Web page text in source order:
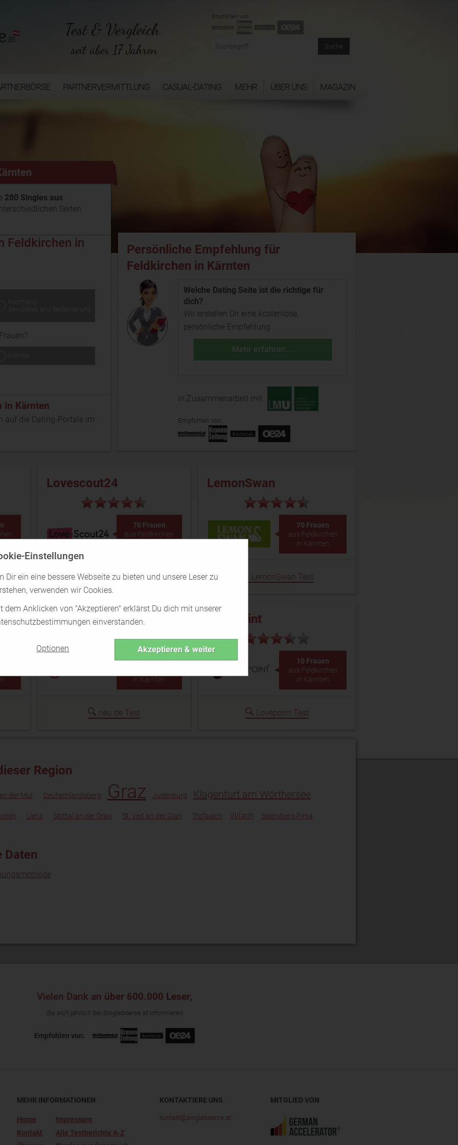
Einstellungen
Dir ein eine bessere Webseite zu bieten und unsere Leser zu
verwenden wir Cookies.
dem Anklicken von "Akzeptieren" erklärst Du dich mit unserer
einverstanden.
Optionen Akzeptieren & weiter
Test & Vergleich
seit über 17 Jahren
Empfohlen von:
PARTNERVERMITTLUNG CASUAL-DATING MEHR ÜBER UNS MAGAZIN
280 Singles aus
Seiten
Feldkirchen in
in Kärnten
auf die Dating-Portale im
Persönliche Empfehlung für
Feldkirchen in Kärnten
Welche Dating Seite ist die richtige für
dich?
Wir erstellen Dir eine kostenlose,
persönliche Empfehlung
Mehr erfahren...
in Zusammenarbeit mit
Empfohlen von:
Lovescout24
70 Frauen
aus Feldkirchen
Lovescout24 Test
LemonSwan
70 Frauen
aus Feldkirchen
in Kärnten
LemonSwan Test
neu.de
40 Frauen
in Kärnten
neu.de Test
Lovepoint
10 Frauen
aus Feldkirchen
in Kärnten
Lovepoint Test
Region
der Mur Deutschlandsberg Graz Judenburg Klagenfurt am Wörthersee
Lienz Spittal an der Drau St. Veit an der Glan Trofaiach Villach Seiersberg-Pirka
Daten
Vielen Dank an über 600.000 Leser,
die sich jährlich bei Singleboerse.at informieren
Empfohlen von:
MEHR INFORMATIONEN
Home
Kontakt
Impressum
Alle Testberichte A-Z
KONTAKTIERE UNS
kontakt@singleboerse.at
MITGLIED VON